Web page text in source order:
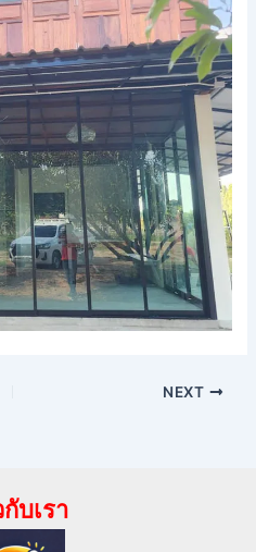
NEXT
บเรา